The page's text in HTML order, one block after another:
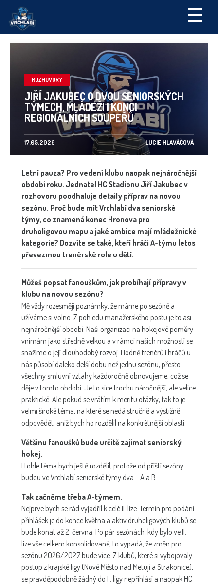
☰
ROZHOVORY
JIŘÍ JAKUBEC O DVOU SENIORSKÝCH
TÝMECH, MLÁDEŽI I KONCI
REGIONÁLNÍCH SOUPEŘŮ
17.05.2026 LUCIE HLAVÁČOVÁ
Letní pauza? Pro vedení klubu naopak nejnáročnější
období roku. Jednatel HC Stadionu Jiří Jakubec v
rozhovoru poodhaluje detaily příprav na novou
sezónu. Proč bude mít Vrchlabí dva seniorské
týmy, co znamená konec Hronova pro
druholigovou mapu a jaké ambice mají mládežnické
kategorie? Dozvíte se také, kteří hráči A-týmu letos
převezmou trenérské role u dětí.
Můžeš popsat fanouškům, jak probíhají přípravy v
klubu na novou sezónu?
Mě vždy rozesmějí poznámky, že máme po sezóně a
užíváme si volno. Z pohledu manažerského postu je to asi
nejnáročnější období. Naši organizaci na hokejové poměry
vnímám jako středně velkou a v rámci našich možností se
snažíme o její dlouhodobý rozvoj. Hodně trenérů i hráčů u
nás působí daleko delší dobu než jednu sezónu, přesto
všechny smluvní vztahy každoročně obnovujeme, což se
děje v tomto období. Je to sice trochu náročnější, ale velice
praktické. Ale pokud se vrátím k meritu otázky, tak to je
velmi široké téma, na které se nedá stručně a výstižně
odpovědět, aniž bych ho rozdělil na konkrétnější oblasti.
Většinu fanoušků bude určitě zajímat seniorský
hokej.
I tohle téma bych ještě rozdělil, protože od příští sezóny
budou ve Vrchlabí seniorské týmy dva – A a B.
Tak začněme třeba A-týmem.
Nejprve bych se rád vyjádřil k celé II. lize. Termín pro podání
přihlášek je do konce května a aktiv druholigových klubů se
bude konat až 2. června. Po pár sezónách, kdy bylo ve II.
lize vše celkem konsolidované, to vypadá, že změn pro
sezónu 2026/2027 bude více. Z klubů, které si vybojovaly
postup z krajské ligy (Nové Město nad Metují a Strakonice),
se pravděpodobně žádný do II. ligy nepřihlásí a naopak HC